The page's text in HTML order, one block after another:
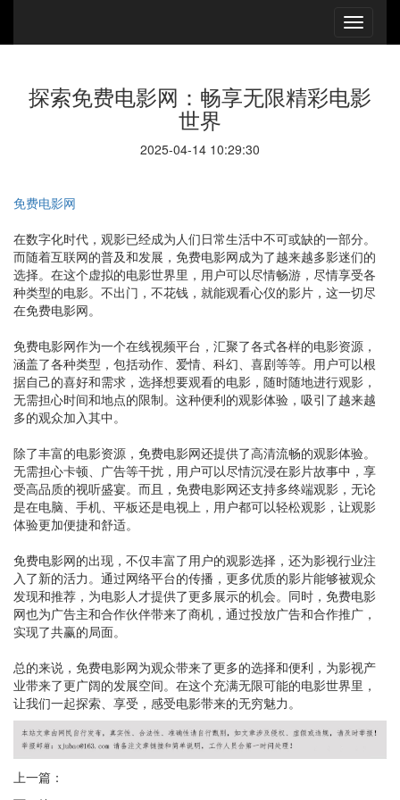
探索免费电影网：畅享无限精彩电影
世界
2025-04-14 10:29:30
免费电影网
在数字化时代，观影已经成为人们日常生活中不可或缺的一部分。
而随着互联网的普及和发展，免费电影网成为了越来越多影迷们的
选择。在这个虚拟的电影世界里，用户可以尽情畅游，尽情享受各
种类型的电影。不出门，不花钱，就能观看心仪的影片，这一切尽
在免费电影网。
免费电影网作为一个在线视频平台，汇聚了各式各样的电影资源，
涵盖了各种类型，包括动作、爱情、科幻、喜剧等等。用户可以根
据自己的喜好和需求，选择想要观看的电影，随时随地进行观影，
无需担心时间和地点的限制。这种便利的观影体验，吸引了越来越
多的观众加入其中。
除了丰富的电影资源，免费电影网还提供了高清流畅的观影体验。
无需担心卡顿、广告等干扰，用户可以尽情沉浸在影片故事中，享
受高品质的视听盛宴。而且，免费电影网还支持多终端观影，无论
是在电脑、手机、平板还是电视上，用户都可以轻松观影，让观影
体验更加便捷和舒适。
免费电影网的出现，不仅丰富了用户的观影选择，还为影视行业注
入了新的活力。通过网络平台的传播，更多优质的影片能够被观众
发现和推荐，为电影人才提供了更多展示的机会。同时，免费电影
网也为广告主和合作伙伴带来了商机，通过投放广告和合作推广，
实现了共赢的局面。
总的来说，免费电影网为观众带来了更多的选择和便利，为影视产
业带来了更广阔的发展空间。在这个充满无限可能的电影世界里，
让我们一起探索、享受，感受电影带来的无穷魅力。
上一篇：